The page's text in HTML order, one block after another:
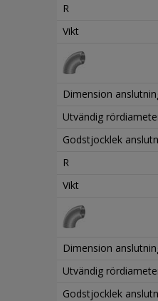
R
Vikt
Dimension
Utvändig
Godstjocklek
R
Vikt
Dimension
Utvändig
Godstjocklek